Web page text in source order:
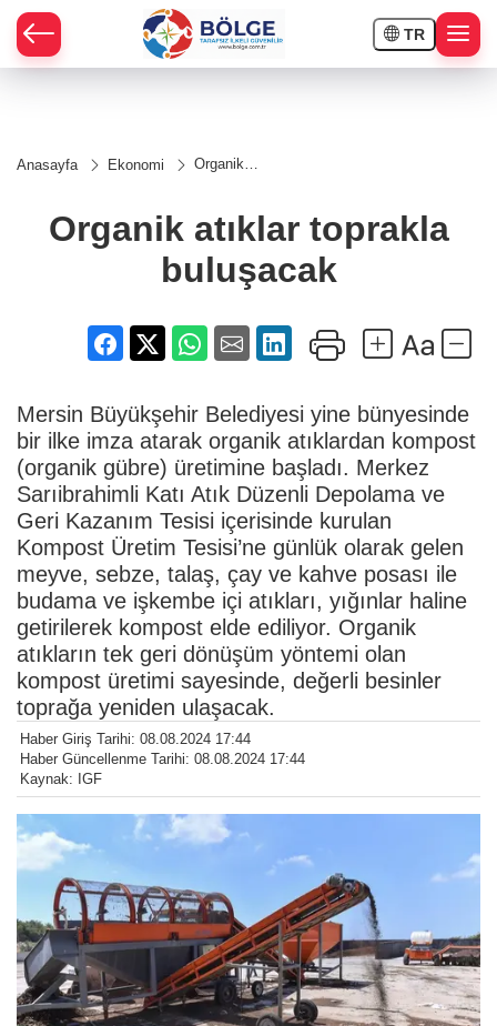
TR
Anasayfa Ekonomi
Organik
buluşacak
Organik atıklar toprakla
buluşacak
Mersin Büyükşehir Belediyesi yine bünyesinde
bir ilke imza atarak organik atıklardan kompost
(organik gübre) üretimine başladı. Merkez
Sarıibrahimli Katı Atık Düzenli Depolama ve
Geri Kazanım Tesisi içerisinde kurulan
Kompost Üretim Tesisi’ne günlük olarak gelen
meyve, sebze, talaş, çay ve kahve posası ile
budama ve işkembe içi atıkları, yığınlar haline
getirilerek kompost elde ediliyor. Organik
atıkların tek geri dönüşüm yöntemi olan
kompost üretimi sayesinde, değerli besinler
toprağa yeniden ulaşacak.
Haber Giriş Tarihi: 08.08.2024 17:44
Haber Güncellenme Tarihi: 08.08.2024 17:44
Kaynak: IGF